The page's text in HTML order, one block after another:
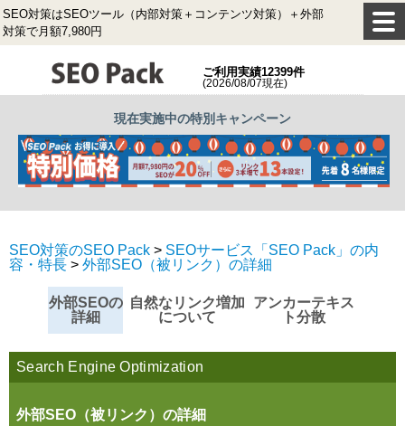
SEO対策はSEOツール（内部対策＋コンテンツ対策）＋外部
対策で月額7,980円
ご利用実績12399件
(2026/08/07現在)
現在実施中の特別キャンペーン
SEO対策のSEO Pack > SEOサービス「SEO Pack」の内
容・特長 > 外部SEO（被リンク）の詳細
外部SEOの
詳細
自然なリンク増加
について
アンカーテキス
ト分散
Search Engine Optimization
外部SEO（被リンク）の詳細